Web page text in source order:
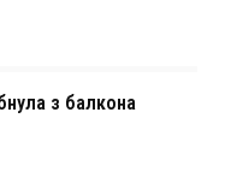
з балкона